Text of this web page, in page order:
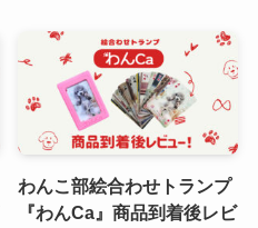
わんこ部絵合わせトランプ
『わんCa』商品到着後レビ